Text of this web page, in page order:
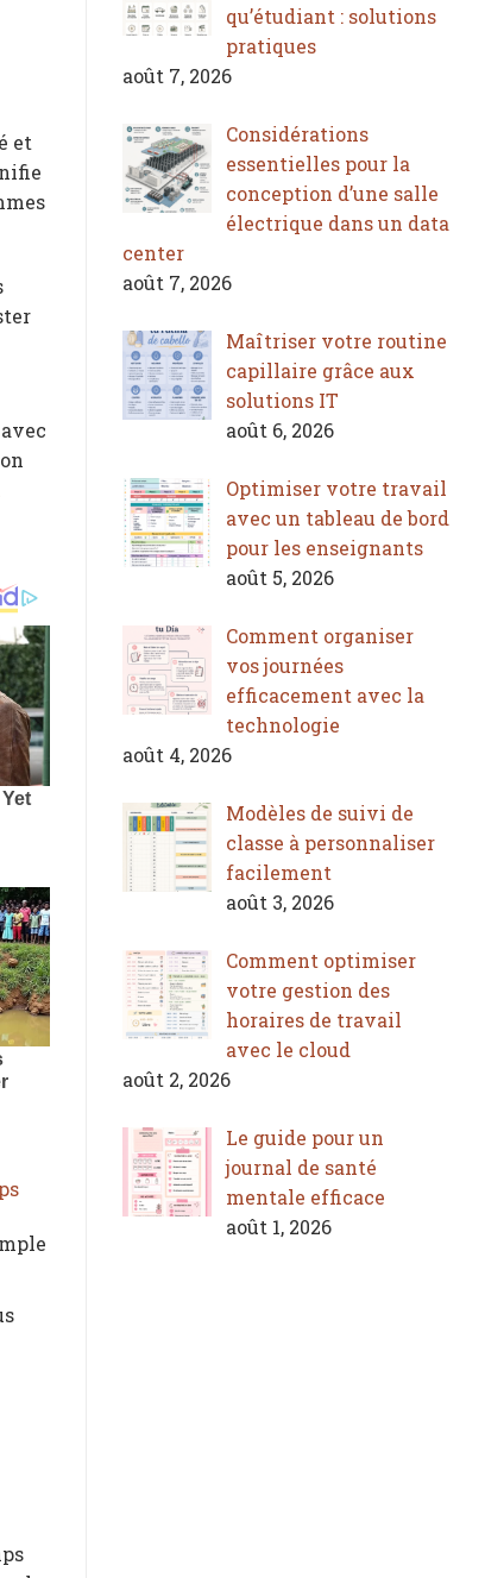
et
qu’étudiant : solutions
pratiques
août 7, 2026
Considérations
essentielles pour la
conception d’une salle
électrique dans un data
center
août 7, 2026
Maîtriser votre routine
capillaire grâce aux
solutions IT
août 6, 2026
Optimiser votre travail
avec un tableau de bord
pour les enseignants
août 5, 2026
Comment organiser
vos journées
efficacement avec la
technologie
août 4, 2026
Modèles de suivi de
classe à personnaliser
facilement
août 3, 2026
Comment optimiser
votre gestion des
horaires de travail
avec le cloud
août 2, 2026
Le guide pour un
journal de santé
mentale efficace
août 1, 2026